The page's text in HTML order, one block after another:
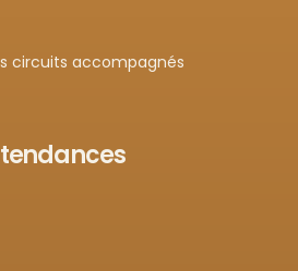
circuits accompagnés